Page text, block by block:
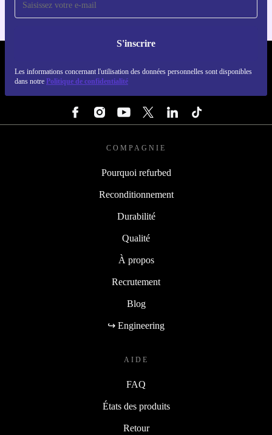
S'inscrire
Les informations concernant l'utilisation des données personnelles sont disponibles
dans notre Politique de confidentialité
COMPAGNIE
Pourquoi refurbed
Reconditionnement
Durabilité
Qualité
À propos
Recrutement
Blog
↪ Engineering
AIDE
FAQ
États des produits
Retour